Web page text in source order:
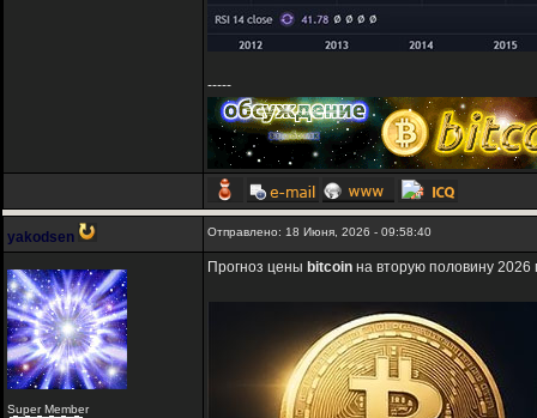
-----
yakodsen Отправлено: 18 Июня, 2026 - 09:58:40
Super Member
Прогноз цены bitcoin на вторую половину 2026